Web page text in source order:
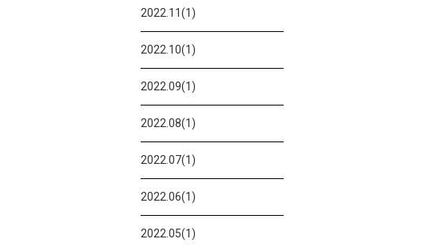
2022.11(1)
2022.10(1)
2022.09(1)
2022.08(1)
2022.07(1)
2022.06(1)
2022.05(1)